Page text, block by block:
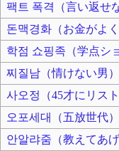
팩트 폭격（言い返せ
돈맥경화（お金がよく
학점 쇼핑족（学点シ
찌질남（情けない男）
사오정（45才にリスト
오포세대（五放世代）
안알랴줌（教えてあげ